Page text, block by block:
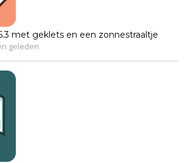
met geklets en een zonnestraaltje
geleden